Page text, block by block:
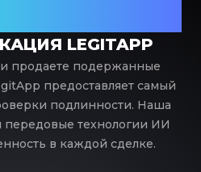
LEGITAPP
продаете подержанные
предоставляет самый
подлинности. Наша
передовые технологии ИИ
в каждой сделке.